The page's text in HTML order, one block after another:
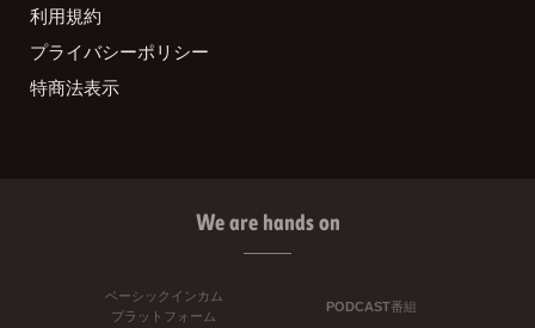
利用規約
プライバシーポリシー
特商法表示
We are hands on
ベーシックインカム
プラットフォーム
PODCAST番組